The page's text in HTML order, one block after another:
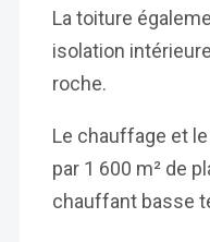
La toiture
isolation
roche.
Le chauffage et
par 1 600 m² de
chauffant basse